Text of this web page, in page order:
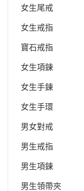
女生尾戒
女生戒指
寶石戒指
女生項鍊
女生手鍊
女生手環
男女對戒
男生戒指
男生項鍊
男生領帶夾